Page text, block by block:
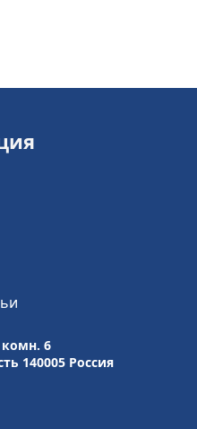
комн. 6
140005 Россия